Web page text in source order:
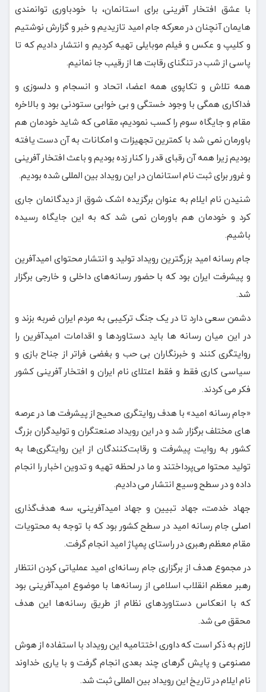
با عشق افتخار آفرینی برای استانمان، با خودباوری توانمندی
هایمان آنچنان در معرکه جام امید تازیدیم و خبر و گزارش نوشتیم
و کلیپ و عکس و فیلم موبایلی تهیه کردیم و انتشار دادیم که تا
پاسی از شب در تنگنای رقابت ها از رقیب جا نمانیم.
همه تلاش و تکاپوی همه اعضا، اتحاد و انسجام و دلسوزی و
فداکاری همگی با وجود خستگی و بی خوابی ستودنی بود و بالاخره
مقام و جایگاه سوم را کسب نمودیم، مقامی که شاید خودمان هم
باورمان نمی شد با کمترین تجهیزات و امکانات به آن دست یافته
بودیم زیرا همه آن رقبای قدر را کنار زده بودیم و باعث افتخار آفرینی
و غرور برای ثبت نام استانمان در این رویداد بین المللی شده بودیم.
شنیدن نام ایلام به عنوان برگزیده اشک شوق از دیدگانمان جاری
کرد و خودمان هم باورمان نمی شد که به این جایگاه رسیده
باشیم.
جام رسانه امید بزرگترین رویداد تولید و انتشار محتوای امیدآفرین
و پیشرفت ایران بود که با حضور رسانه‌های داخلی و خارجی برگزار
شد.
دشمن سعی دارد تا در یک جنگ ترکیبی به مردم ایران ضربه بزند و
در این میان رسانه ها باید دستاوردها و اقدامات امیدآفرین را
روایتگری کنند و خبرنگاران بی حب و بغضی فراتر از جناح بازی و
سیاسی کاری فقط و فقط اعتلای نام ایران و افتخار آفرینی کشور
فکر می کردند.
«جام رسانه امید» با هدف روایتگری صحیح از پیشرفت ها در عرصه
های مختلف برگزار شد و در این رویداد صنعتگران و تولیدگران بزرگ
کشور به روایت پیشرفت و رقابت‌کنندگان از این روایتگری‌ها به
تولید محتوا می‌پرداختند و ما در لحظه تهیه و تدوین اخبار را انجام
داده و در سطح وسیع انتشار می دادیم.
جهاد خدمت، جهاد تبیین و جهاد امیدآفرینی، سه هدف‌گذاری
اصلی جام رسانه‌ امید در سطح کشور بود که با توجه به محتویات
مقام معظم رهبری در راستای پمپاژ امید انجام گرفت.
در مجموع هدف از برگزاری جام رسانه‌ای امید عملیاتی کردن انتظار
رهبر معظم انقلاب اسلامی از رسانه‌ها با موضوع امیدآفرینی بود
که با انعکاس دستاوردهای نظام از طریق رسانه‌ها این هدف
محقق می شد.
لازم به ذکر است که داوری اختتامیه این رویداد با استفاده از هوش
مصنوعی و پایش گرهای چند بعدی انجام گرفت و با یاری خداوند
نام ایلام در تاریخ این رویداد بین المللی ثبت شد.